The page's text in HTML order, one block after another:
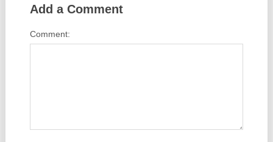
Add a Comment
Comment: